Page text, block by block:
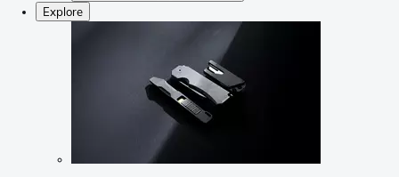
Explore